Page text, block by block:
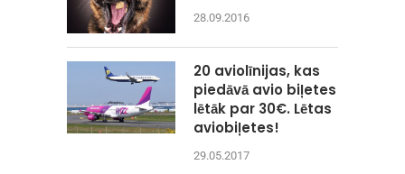
28.09.2016
20 aviolīnijas, kas
piedāvā avio biļetes
lētāk par 30€. Lētas
aviobiļetes!
29.05.2017